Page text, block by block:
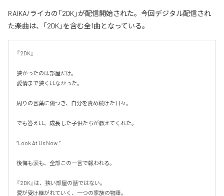
RAIKA/ライカの「2DK」が配信開始された。今回デジタル配信され
た楽曲は、「2DK」を含む全1曲となっている。
『2DK』
狭かったのは部屋だけ。
愛情まで狭くはなかった。
周りの言葉に傷つき、自分を責め続けた日々。
でも答えは、成長した子供たちが教えてくれた。
“Look At Us Now.”
後悔も涙も、全部この一言で報われる。
『2DK』は、狭い部屋の話ではない。
愛が受け継がれていく、一つの家族の物語。